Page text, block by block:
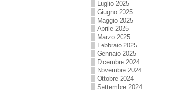
Luglio 2025
Giugno 2025
Maggio 2025
Aprile 2025
Marzo 2025
Febbraio 2025
Gennaio 2025
Dicembre 2024
Novembre 2024
Ottobre 2024
Settembre 2024